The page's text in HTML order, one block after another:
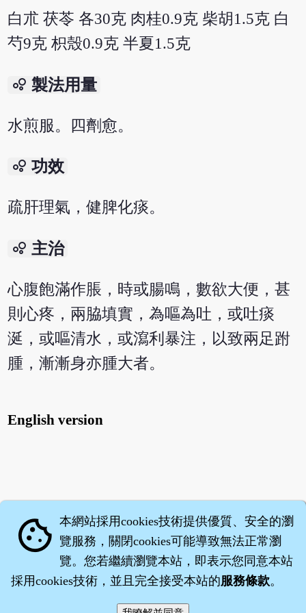
白朮 茯苓 各30克 肉桂0.9克 柴胡1.5克 白
芍9克 枳殼0.9克 半夏1.5克
bubble_chart 製法用量
水煎服。四劑愈。
bubble_chart 功效
疏肝理氣，健脾化痰。
bubble_chart 主治
心腹飽滿作脹，時或腸鳴，數欲大便，甚
則心疼，兩脇填實，為嘔為吐，或吐痰
涎，或嘔清水，或瀉利暴注，以致兩足跗
腫，漸漸身亦腫大者。
English version
cookie 本網站採用cookies技術提供優質、安全的瀏
覽服務，關閉cookies可能導致無法正常瀏
覽。您若繼續瀏覽本站，即表示您同意本站
採用cookies技術，並且完全接受本站的服務條款。